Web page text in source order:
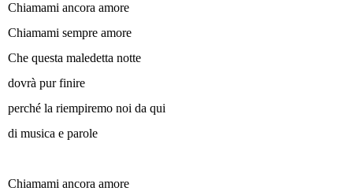
Chiamami ancora amore
Chiamami sempre amore
Che questa maledetta notte
dovrà pur finire
perché la riempiremo noi da qui
di musica e parole
Chiamami ancora amore